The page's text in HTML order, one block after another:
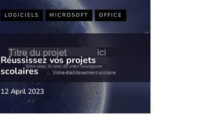
LOGICIELS MICROSOFT OFFICE
Réussissez vos projets
scolaires
12 April 2023